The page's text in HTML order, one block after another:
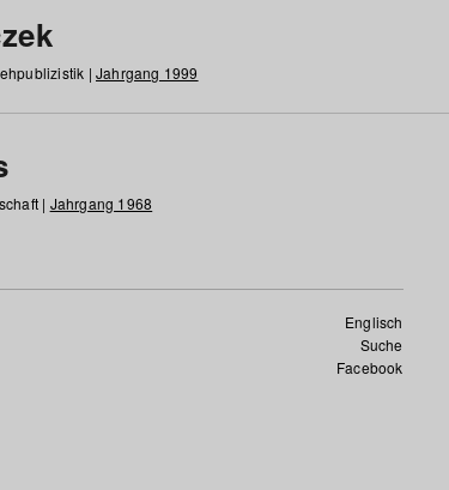
| Jahrgang 1999
| Jahrgang 1968
Englisch
Suche
Facebook